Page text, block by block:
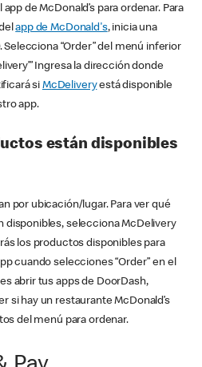
de McDonald’s para ordenar. Para
app de McDonald's, inicia una
Selecciona “Order” del menú inferior
Ingresa la dirección donde
si McDeliveryestá disponible
app.
están disponibles
por ubicación/lugar. Para ver qué
selecciona McDelivery
los productos disponibles para
cuando selecciones “Order” en el
abrir tus apps de DoorDash,
si hay un restaurante McDonald’s
del menú para ordenar.